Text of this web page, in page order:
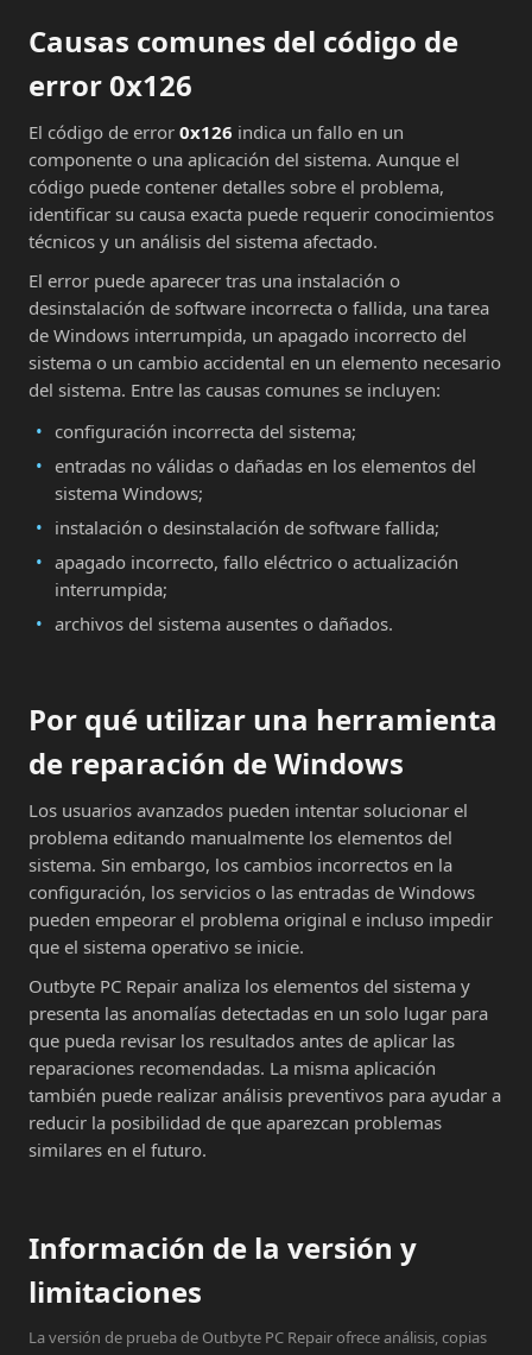
Causas comunes del código de
error 0x126
El código de error 0x126 indica un fallo en un
componente o una aplicación del sistema. Aunque el
código puede contener detalles sobre el problema,
identificar su causa exacta puede requerir conocimientos
técnicos y un análisis del sistema afectado.
El error puede aparecer tras una instalación o
desinstalación de software incorrecta o fallida, una tarea
de Windows interrumpida, un apagado incorrecto del
sistema o un cambio accidental en un elemento necesario
del sistema. Entre las causas comunes se incluyen:
configuración incorrecta del sistema;
entradas no válidas o dañadas en los elementos del
sistema Windows;
instalación o desinstalación de software fallida;
apagado incorrecto, fallo eléctrico o actualización
interrumpida;
archivos del sistema ausentes o dañados.
Por qué utilizar una herramienta
de reparación de Windows
Los usuarios avanzados pueden intentar solucionar el
problema editando manualmente los elementos del
sistema. Sin embargo, los cambios incorrectos en la
configuración, los servicios o las entradas de Windows
pueden empeorar el problema original e incluso impedir
que el sistema operativo se inicie.
Outbyte PC Repair analiza los elementos del sistema y
presenta las anomalías detectadas en un solo lugar para
que pueda revisar los resultados antes de aplicar las
reparaciones recomendadas. La misma aplicación
también puede realizar análisis preventivos para ayudar a
reducir la posibilidad de que aparezcan problemas
similares en el futuro.
Información de la versión y
limitaciones
La versión de prueba de Outbyte PC Repair ofrece análisis, copias